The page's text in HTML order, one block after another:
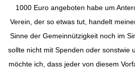
1000 Euro angeboten habe um
Verein, der so etwas tut, handelt
Sinne der Gemeinnützigkeit noch im
sollte nicht mit Spenden oder sonstwie
möchte ich, dass jeder von diesem